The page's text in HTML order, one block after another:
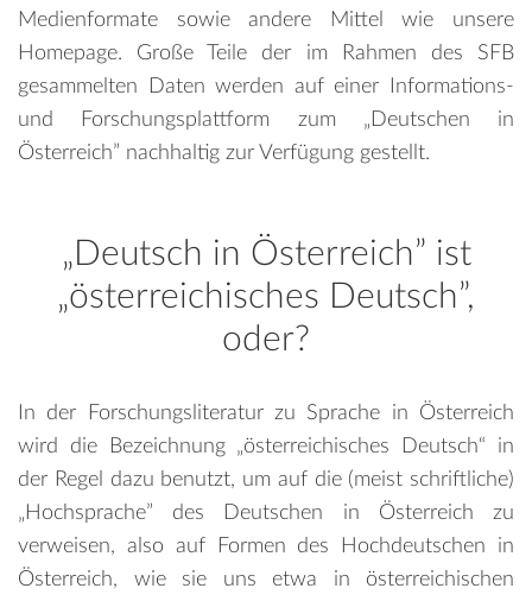
Medienformate sowie andere Mittel wie unsere
Homepage. Große Teile der im Rahmen des SFB
gesammelten Daten werden auf einer Informations-
und Forschungsplattform zum „Deutschen in
Österreich” nachhaltig zur Verfügung gestellt.
„Deutsch in Österreich” ist
„österreichisches Deutsch”,
oder?
In der Forschungsliteratur zu Sprache in Österreich
wird die Bezeichnung „österreichisches Deutsch“ in
der Regel dazu benutzt, um auf die (meist schriftliche)
„Hochsprache” des Deutschen in Österreich zu
verweisen, also auf Formen des Hochdeutschen in
Österreich, wie sie uns etwa in österreichischen